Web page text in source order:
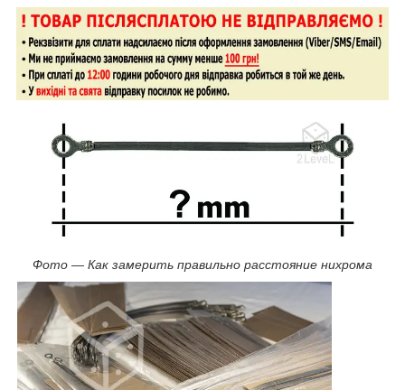
Фото — Как замерить правильно расстояние нихрома